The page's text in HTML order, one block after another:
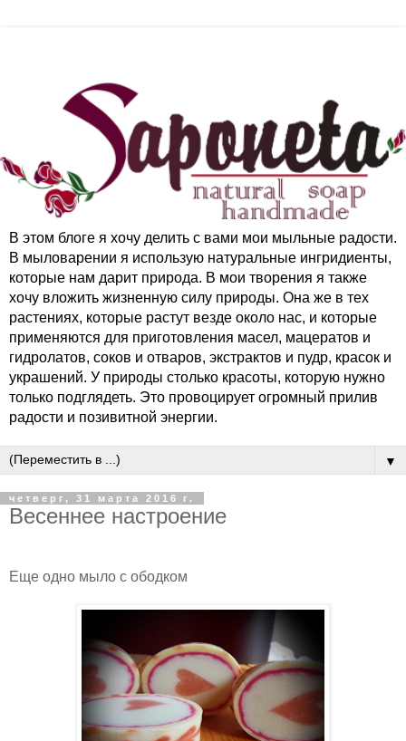
В этом блоге я хочу делить с вами мои мыльные радости.
В мыловарении я использую натуральные ингридиенты,
которые нам дарит природа. В мои творения я также
хочу вложить жизненную силу природы. Она же в тех
растениях, которые растут везде около нас, и которые
применяются для приготовления масел, мацератов и
гидролатов, соков и отваров, экстрактов и пудр, красок и
украшений. У природы столько красоты, которую нужно
только подглядеть. Это провоцирует огромный прилив
радости и позивитной энергии.
▼
четверг, 31 марта 2016 г.
Весеннее настроение
Еще одно мыло с ободком